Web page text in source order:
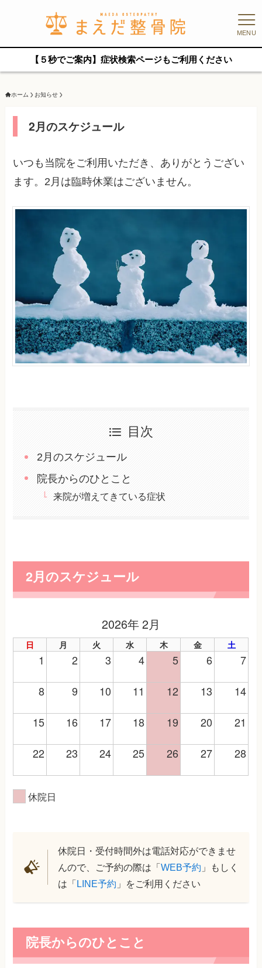
MENU
【５秒でご案内】症状検索ページもご利用ください
ホーム お知らせ
2月のスケジュール
いつも当院をご利用いただき、ありがとうござい
ます。2月は臨時休業はございません。
目次
2月のスケジュール
院長からのひとこと
来院が増えてきている症状
2月のスケジュール
2026年 2月
日 月 火 水 木 金 土
1 2 3 4 5 6 7
8 9 10 11 12 13 14
15 16 17 18 19 20 21
22 23 24 25 26 27 28
休院日
休院日・受付時間外は電話対応ができませ
んので、ご予約の際は「WEB予約 」もしく
は「LINE予約 」をご利用ください
院長からのひとこと